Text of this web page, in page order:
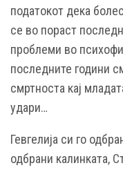
податокот дека
се во пораст
проблеми во
последните години
смртноста кај
удари…
Гевгелија си го
одбрани калинката,